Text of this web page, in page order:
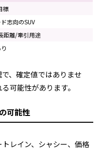
標
志向のSUV
距離/牽引用途
、確定値ではありませ
可能性があります。
可能性
レイン、シャシー、価格